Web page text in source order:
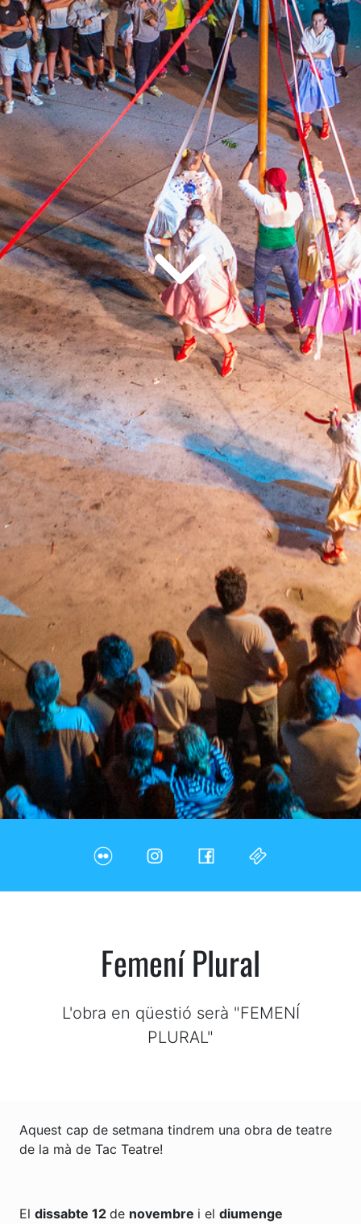
Femení Plural
L'obra en qüestió serà "FEMENÍ
PLURAL"
Aquest cap de setmana tindrem una obra de teatre
de la mà de Tac Teatre!
El dissabte 12 de novembre i el diumenge